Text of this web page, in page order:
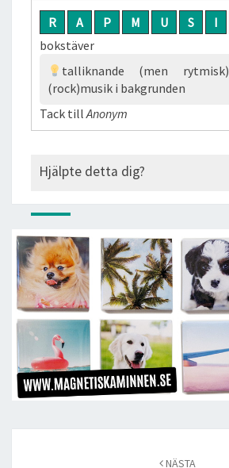
R A P M U S I
bokstäver
talliknande (men
(rock)musik i bakgrunden
Tack tillAnonym
Hjälpte detta dig?
NÄSTA